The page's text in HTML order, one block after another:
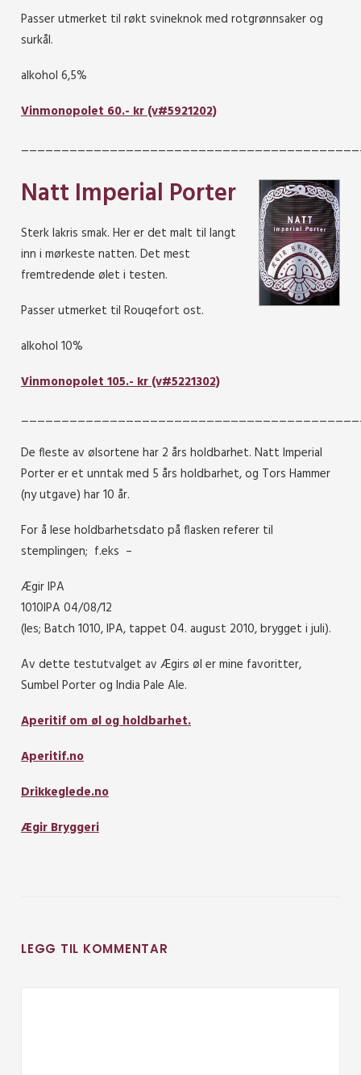
Passer utmerket til røkt svineknok med rotgrønnsaker og
surkål.
alkohol 6,5%
Vinmonopolet 60.- kr (v#5921202)
Natt Imperial Porter
Sterk lakris smak. Her er det malt til langt
inn i mørkeste natten. Det mest
fremtredende ølet i testen.
Passer utmerket til Rouqefort ost.
alkohol 10%
Vinmonopolet 105.- kr (v#5221302)
De fleste av ølsortene har 2 års holdbarhet. Natt Imperial
Porter er et unntak med 5 års holdbarhet, og Tors Hammer
(ny utgave) har 10 år.
For å lese holdbarhetsdato på flasken referer til
stemplingen; f.eks –
Ægir IPA
1010IPA 04/08/12
(les; Batch 1010, IPA, tappet 04. august 2010, brygget i juli).
Av dette testutvalget av Ægirs øl er mine favoritter,
Sumbel Porter og India Pale Ale.
Aperitif om øl og holdbarhet.
Aperitif.no
Drikkeglede.no
Ægir Bryggeri
LEGG TIL KOMMENTAR